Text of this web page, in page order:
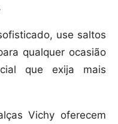
use saltos
qualquer ocasião
que exija mais
Vichy oferecem